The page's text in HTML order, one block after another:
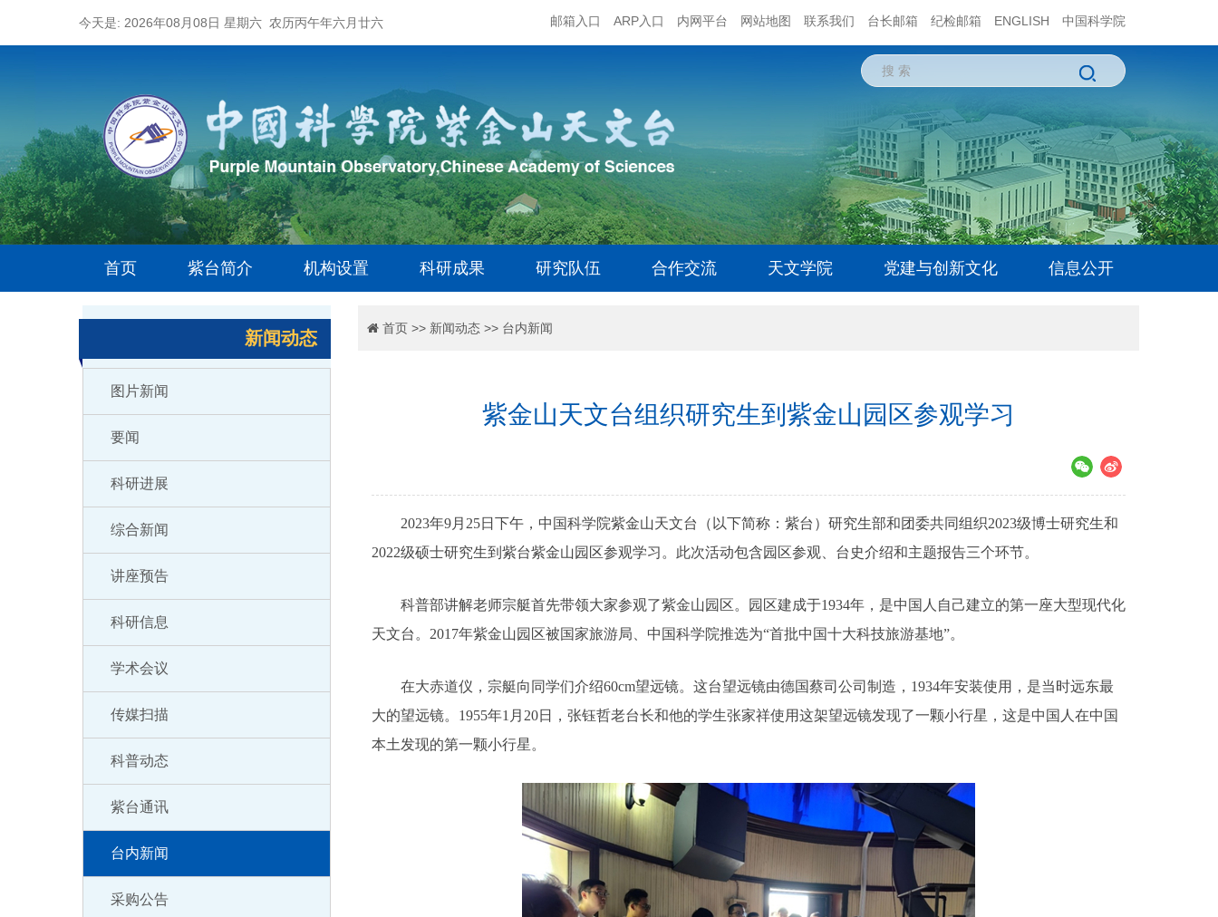
今天是: 2026年08月08日 星期六 农历丙午年六月廿六 邮箱入口 ARP入口 内网平台 网站地图 联系我们 台长邮箱 纪检邮箱 ENGLISH 中国科学院
首页 紫台简介 机构设置 科研成果 研究队伍 合作交流 天文学院 党建与创新文化 信息公开
新闻动态
图片新闻
要闻
科研进展
综合新闻
讲座预告
科研信息
学术会议
传媒扫描
科普动态
紫台通讯
台内新闻
采购公告
首页>> 新闻动态>> 台内新闻
紫金山天文台组织研究生到紫金山园区参观学习
2023年9月25日下午，中国科学院紫金山天文台（以下简称：紫台）研究生部和团委共同组织2023级博士研究生和
2022级硕士研究生到紫台紫金山园区参观学习。此次活动包含园区参观、台史介绍和主题报告三个环节。
科普部讲解老师宗艇首先带领大家参观了紫金山园区。园区建成于1934年，是中国人自己建立的第一座大型现代化
天文台。2017年紫金山园区被国家旅游局、中国科学院推选为“首批中国十大科技旅游基地”。
在大赤道仪，宗艇向同学们介绍60cm望远镜。这台望远镜由德国蔡司公司制造，1934年安装使用，是当时远东最
大的望远镜。1955年1月20日，张钰哲老台长和他的学生张家祥使用这架望远镜发现了一颗小行星，这是中国人在中国
本土发现的第一颗小行星。